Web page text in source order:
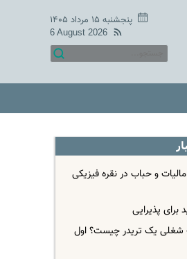
پنجشنبه ۱۵ مرداد ۱۴۰۵
6 August 2026
و حباب در نقره فیزیکی
برای پذیرایی
یک تریدر چیست؟ اول